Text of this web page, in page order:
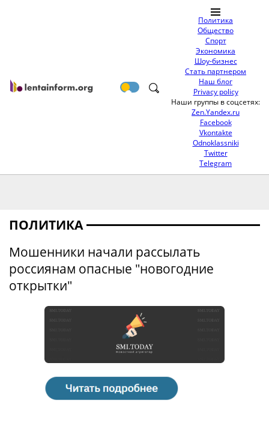
Политика
Общество
Спорт
Экономика
Шоу-бизнес
Стать партнером
Наш блог
Privacy policy
Наши группы в соцсетях:
Zen.Yandex.ru
Facebook
Vkontakte
Odnoklassniki
Twitter
Telegram
ПОЛИТИКА
Мошенники начали рассылать
россиянам опасные "новогодние
открытки"